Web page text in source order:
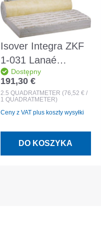
Isover Integra ZKF
1-031 Lanaé
2000x1250x240mm
filc mocujący
między krokwiami
Dostępny
Cena regularna:
191,30 €
2.5 QUADRATMETER (76,52 € /
1 QUADRATMETER)
Ceny z VAT plus koszty wysyłki
DO KOSZYKA